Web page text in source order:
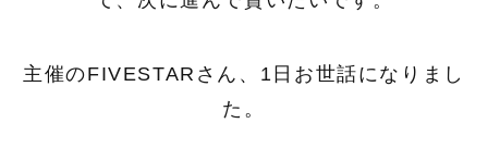
主催のFIVESTARさん、1日お世話になりまし
た。